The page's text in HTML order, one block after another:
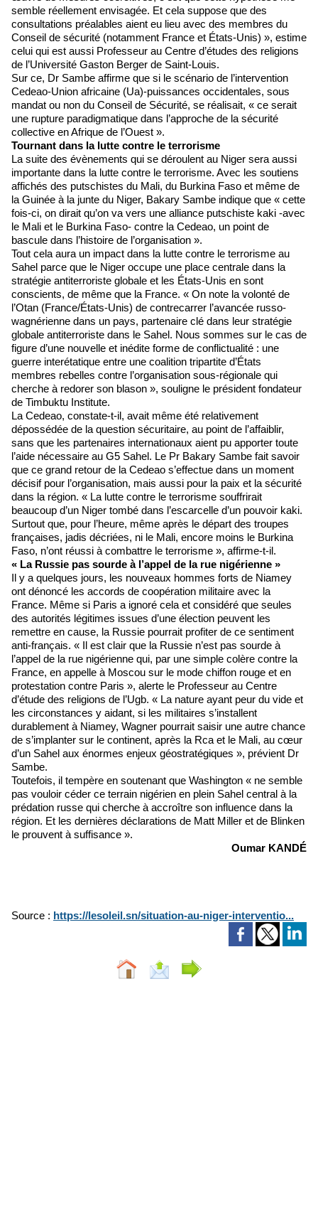
semble réellement envisagée. Et cela suppose que des
consultations préalables aient eu lieu avec des membres du
Conseil de sécurité (notamment France et États-Unis) », estime
celui qui est aussi Professeur au Centre d’études des religions
de l’Université Gaston Berger de Saint-Louis.
Sur ce, Dr Sambe affirme que si le scénario de l’intervention
Cedeao-Union africaine (Ua)-puissances occidentales, sous
mandat ou non du Conseil de Sécurité, se réalisait, « ce serait
une rupture paradigmatique dans l’approche de la sécurité
collective en Afrique de l’Ouest ».
Tournant dans la lutte contre le terrorisme
La suite des évènements qui se déroulent au Niger sera aussi
importante dans la lutte contre le terrorisme. Avec les soutiens
affichés des putschistes du Mali, du Burkina Faso et même de
la Guinée à la junte du Niger, Bakary Sambe indique que « cette
fois-ci, on dirait qu’on va vers une alliance putschiste kaki -avec
le Mali et le Burkina Faso- contre la Cedeao, un point de
bascule dans l’histoire de l’organisation ».
Tout cela aura un impact dans la lutte contre le terrorisme au
Sahel parce que le Niger occupe une place centrale dans la
stratégie antiterroriste globale et les États-Unis en sont
conscients, de même que la France. « On note la volonté de
l’Otan (France/États-Unis) de contrecarrer l’avancée russo-
wagnérienne dans un pays, partenaire clé dans leur stratégie
globale antiterroriste dans le Sahel. Nous sommes sur le cas de
figure d’une nouvelle et inédite forme de conflictualité : une
guerre interétatique entre une coalition tripartite d’États
membres rebelles contre l’organisation sous-régionale qui
cherche à redorer son blason », souligne le président fondateur
de Timbuktu Institute.
La Cedeao, constate-t-il, avait même été relativement
dépossédée de la question sécuritaire, au point de l’affaiblir,
sans que les partenaires internationaux aient pu apporter toute
l’aide nécessaire au G5 Sahel. Le Pr Bakary Sambe fait savoir
que ce grand retour de la Cedeao s’effectue dans un moment
décisif pour l’organisation, mais aussi pour la paix et la sécurité
dans la région. « La lutte contre le terrorisme souffrirait
beaucoup d’un Niger tombé dans l’escarcelle d’un pouvoir kaki.
Surtout que, pour l’heure, même après le départ des troupes
françaises, jadis décriées, ni le Mali, encore moins le Burkina
Faso, n’ont réussi à combattre le terrorisme », affirme-t-il.
« La Russie pas sourde à l’appel de la rue nigérienne »
Il y a quelques jours, les nouveaux hommes forts de Niamey
ont dénoncé les accords de coopération militaire avec la
France. Même si Paris a ignoré cela et considéré que seules
des autorités légitimes issues d’une élection peuvent les
remettre en cause, la Russie pourrait profiter de ce sentiment
anti-français. « Il est clair que la Russie n’est pas sourde à
l’appel de la rue nigérienne qui, par une simple colère contre la
France, en appelle à Moscou sur le mode chiffon rouge et en
protestation contre Paris », alerte le Professeur au Centre
d’étude des religions de l’Ugb. « La nature ayant peur du vide et
les circonstances y aidant, si les militaires s’installent
durablement à Niamey, Wagner pourrait saisir une autre chance
de s’implanter sur le continent, après la Rca et le Mali, au cœur
d’un Sahel aux énormes enjeux géostratégiques », prévient Dr
Sambe.
Toutefois, il tempère en soutenant que Washington « ne semble
pas vouloir céder ce terrain nigérien en plein Sahel central à la
prédation russe qui cherche à accroître son influence dans la
région. Et les dernières déclarations de Matt Miller et de Blinken
le prouvent à suffisance ».
Oumar KANDÉ
Source : https://lesoleil.sn/situation-au-niger-interventio...